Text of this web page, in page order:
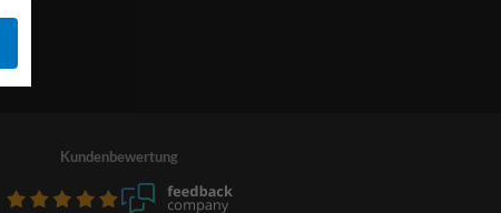
Kundenbewertung